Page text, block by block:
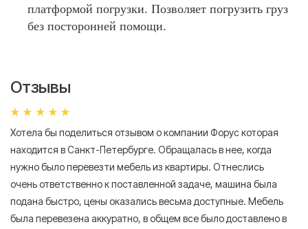
платформой погрузки. Позволяет погрузить груз
без посторонней помощи.
Отзывы
Хотела бы поделиться отзывом о компании Форус которая
находится в Санкт-Петербурге. Обращалась в нее, когда
нужно было перевезти мебель из квартиры. Отнеслись
очень ответственно к поставленной задаче, машина была
подана быстро, цены оказались весьма доступные. Мебель
была перевезена аккуратно, в общем все было доставлено в